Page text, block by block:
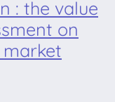
: the value
on